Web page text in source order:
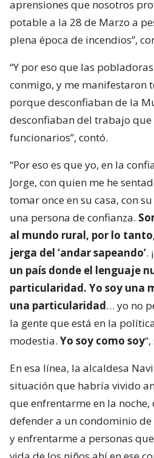
aprensiones que nosotros
potable a la 28 de Marzo a
plena época de incendios”,
“Y por eso que las
conmigo, y me manifestaron
porque desconfiaban de la
desconfiaban del trabajo
funcionarios”, contó.
“Por eso es que yo, en la
Jorge, con quien me he
tomar once en su casa, con
una persona de confianza.
al mundo rural, por lo
jerga del ‘andar sapeando’.
un país donde el lenguaje
particularidad. Yo soy una
una particularidad… yo no
la gente que está en la
modestia. Yo soy como soy
En esa línea, la alcaldesa
situación que habría vivido
que enfrentarme en la noche,
defender a un condominio de
y enfrentarme a personas